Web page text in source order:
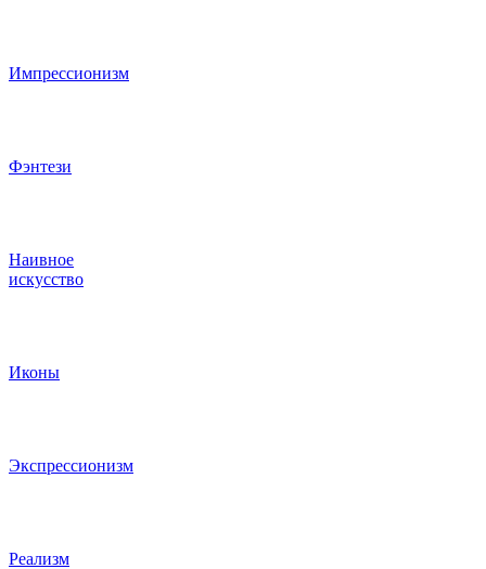
Импрессионизм
Фэнтези
Наивное
искусство
Иконы
Экспрессионизм
Реализм